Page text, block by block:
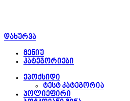
დახურვა
მენიუ
კატეგორიები
ეპოქსიდი
ტესტ კატეგორია
პოლიეფირი